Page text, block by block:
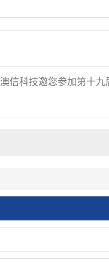
澳信科技邀您参加第十九